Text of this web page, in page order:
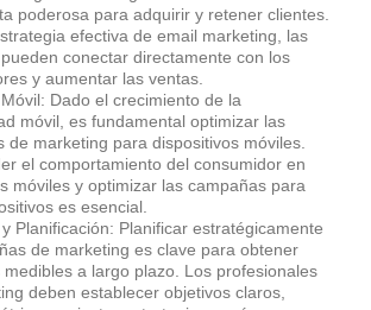
poderosa para adquirir y retener clientes.
efectiva de email marketing, las
conectar directamente con los
y aumentar las ventas.
Dado el crecimiento de la
móvil, es fundamental optimizar las
de marketing para dispositivos móviles.
el comportamiento del consumidor en
móviles y optimizar las campañas para
es esencial.
Planificación: Planificar estratégicamente
de marketing es clave para obtener
medibles a largo plazo. Los profesionales
deben establecer objetivos claros,